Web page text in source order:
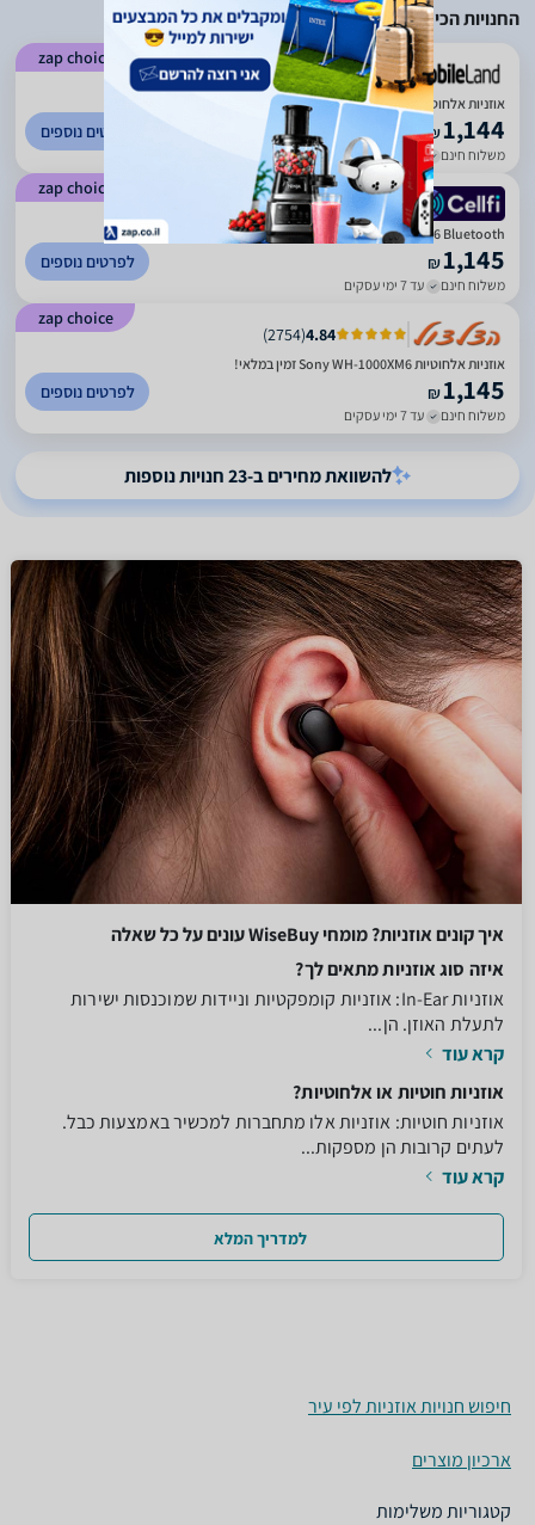
החנויות הכי זולות
zap choice
4.53
(
1459
אוזניות ‏אלחוטיות Sony WH-1000XM6 סוני
₪1,144
משלוח חינם עד 7 ימי עסקים
לפרטים נוספים
zap choice
4.87
(
1268
)
Sony WH-1000XM6 Bluetooth סוני
₪1,145
משלוח חינם עד 7 ימי עסקים
לפרטים נוספים
zap choice
4.84
(
2754
)
אוזניות ‏אלחוטיות Sony WH-1000XM6 זמין במלאי!
₪1,145
משלוח חינם עד 7 ימי עסקים
לפרטים נוספים
להשוואת מחירים ב-23 חנויות נוספות
איך קונים אוזניות? מומחי WiseBuy עונים על כל שאלה
איזה סוג אוזניות מתאים לך?
אוזניות In-Ear: אוזניות קומפקטיות וניידות שמוכנסות ישירות
לתעלת האוזן. הן...
קרא עוד
אוזניות חוטיות או אלחוטיות?
אוזניות חוטיות: אוזניות אלו מתחברות למכשיר באמצעות כבל.
לעתים קרובות הן מספקות...
קרא עוד
למדריך המלא
חיפוש חנויות אוזניות לפי עיר
ארכיון מוצרים
קטגוריות משלימות